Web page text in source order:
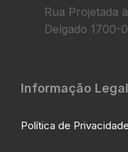
Rua Projetada
Delgado 1700-
Informação Legal
Política de Privacidade